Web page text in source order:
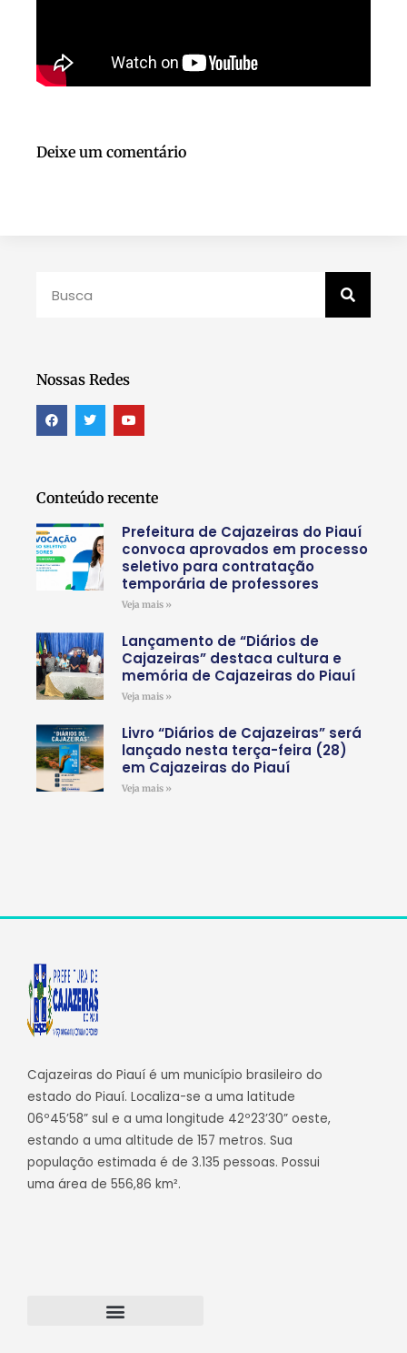
Deixe um comentário
Nossas Redes
Conteúdo recente
Prefeitura de Cajazeiras do Piauí
convoca aprovados em processo
seletivo para contratação
temporária de professores
Veja mais »
Lançamento de “Diários de
Cajazeiras” destaca cultura e
memória de Cajazeiras do Piauí
Veja mais »
Livro “Diários de Cajazeiras” será
lançado nesta terça-feira (28)
em Cajazeiras do Piauí
Veja mais »
Cajazeiras do Piauí é um município brasileiro do
estado do Piauí. Localiza-se a uma latitude
06º45’58” sul e a uma longitude 42º23’30” oeste,
estando a uma altitude de 157 metros. Sua
população estimada é de 3.135 pessoas. Possui
uma área de 556,86 km².